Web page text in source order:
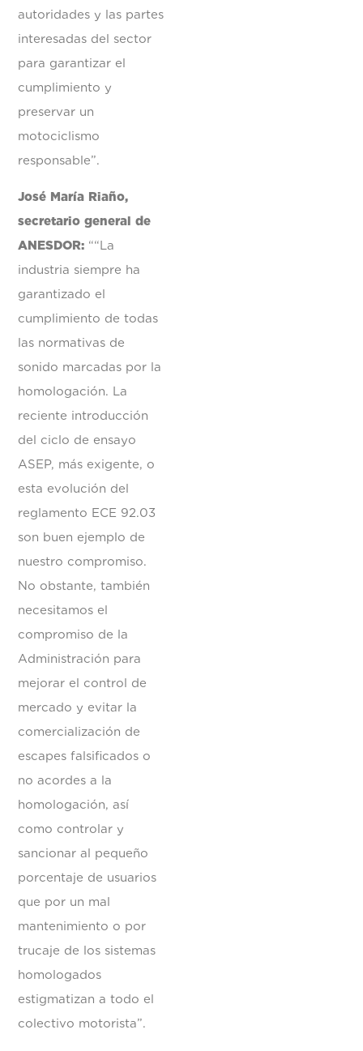
autoridades y las partes
interesadas del sector
para garantizar el
cumplimiento y
preservar un
motociclismo
responsable”.
José María Riaño,
secretario general de
ANESDOR: ““La
industria siempre ha
garantizado el
cumplimiento de todas
las normativas de
sonido marcadas por la
homologación. La
reciente introducción
del ciclo de ensayo
ASEP, más exigente, o
esta evolución del
reglamento ECE 92.03
son buen ejemplo de
nuestro compromiso.
No obstante, también
necesitamos el
compromiso de la
Administración para
mejorar el control de
mercado y evitar la
comercialización de
escapes falsificados o
no acordes a la
homologación, así
como controlar y
sancionar al pequeño
porcentaje de usuarios
que por un mal
mantenimiento o por
trucaje de los sistemas
homologados
estigmatizan a todo el
colectivo motorista”.